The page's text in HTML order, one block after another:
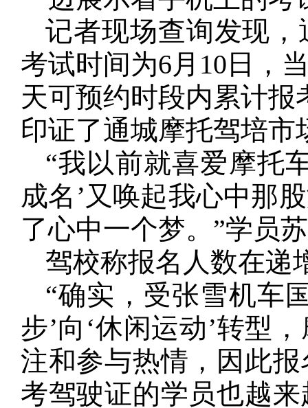
记者现场查询发现
考试时间为6月10日，
天可预约时段内累计报
印证了通城摩托驾培
“我以前就喜爱摩托
成名’又唤起我心中那
了心中一个梦。”学员
驾校称报名人数在递
“确实，受张雪机车
步’向‘休闲运动’转型
注和参与热情，因此
考驾驶证的学员也越